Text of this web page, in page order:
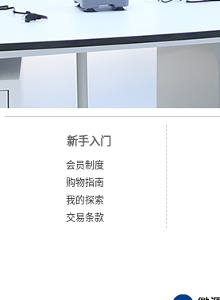
新手入门
会员制度
购物指南
我的探索
交易条款